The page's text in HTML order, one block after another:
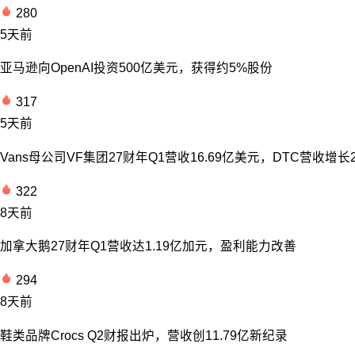
280
5天前
亚马逊向OpenAI投资500亿美元，获得约5%股份
317
5天前
Vans母公司VF集团27财年Q1营收16.69亿美元，DTC营收增长
322
8天前
加拿大鹅27财年Q1营收达1.19亿加元，盈利能力改善
294
8天前
鞋类品牌Crocs Q2财报出炉，营收创11.79亿新纪录